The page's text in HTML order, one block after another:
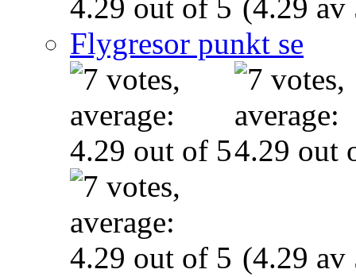
(4.29 av
Flygresor punkt se
(4.29 av